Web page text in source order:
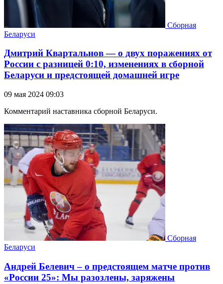
Сборная
Беларуси
Дмитрий Квартальнов — о двух поражениях от
России с разницей 0:10, изменениях в сборной
Беларуси и предстоящей домашней игре
09 мая 2024 09:03
Комментарий наставника сборной Беларуси.
Сборная
Беларуси
Андрей Белевич – о предстоящем матче против
«России 25»: Мы разозлены, заряжены